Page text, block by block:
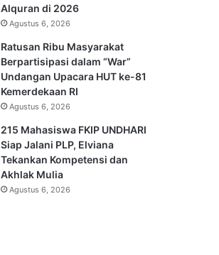
Alquran di 2026
Agustus 6, 2026
Ratusan Ribu Masyarakat
Berpartisipasi dalam “War”
Undangan Upacara HUT ke-81
Kemerdekaan RI
Agustus 6, 2026
215 Mahasiswa FKIP UNDHARI
Siap Jalani PLP, Elviana
Tekankan Kompetensi dan
Akhlak Mulia
Agustus 6, 2026